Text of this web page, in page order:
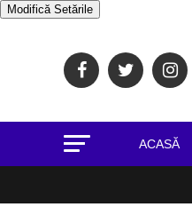
Modifică Setările
ACASĂ